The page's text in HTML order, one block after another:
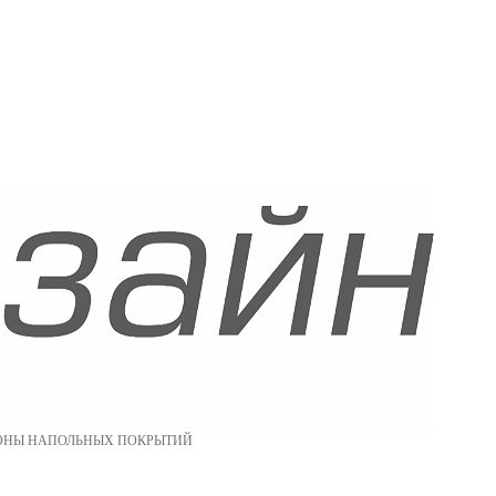
НАПОЛЬНЫХ ПОКРЫТИЙ